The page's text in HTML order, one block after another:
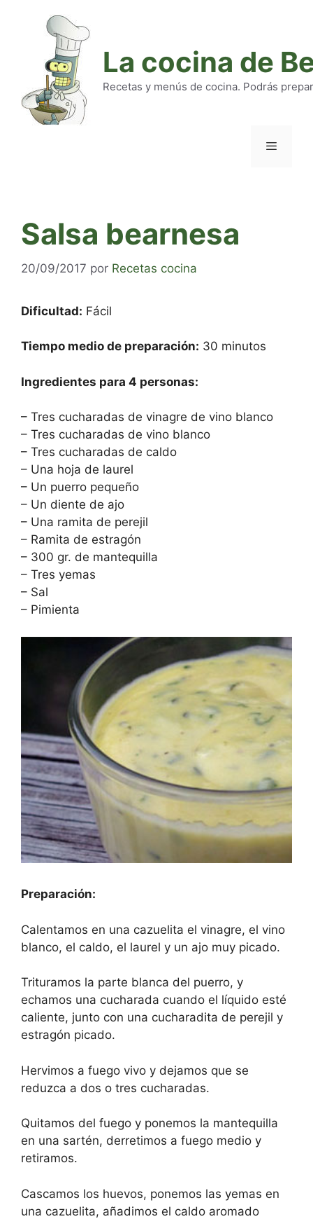
La cocina de
Recetas y menús de cocina. Podrás
Salsa bearnesa
20/09/2017 por Recetas cocina
Dificultad: Fácil
Tiempo medio de preparación: 30 minutos
Ingredientes para 4 personas:
– Tres cucharadas de vinagre de vino blanco
– Tres cucharadas de vino blanco
– Tres cucharadas de caldo
– Una hoja de laurel
– Un puerro pequeño
– Un diente de ajo
– Una ramita de perejil
– Ramita de estragón
– 300 gr. de mantequilla
– Tres yemas
– Sal
– Pimienta
Preparación:
Calentamos en una cazuelita el vinagre, el vino
blanco, el caldo, el laurel y un ajo muy picado.
Trituramos la parte blanca del puerro, y
echamos una cucharada cuando el líquido esté
caliente, junto con una cucharadita de perejil y
estragón picado.
Hervimos a fuego vivo y dejamos que se
reduzca a dos o tres cucharadas.
Quitamos del fuego y ponemos la mantequilla
en una sartén, derretimos a fuego medio y
retiramos.
Cascamos los huevos, ponemos las yemas en
una cazuelita, añadimos el caldo aromado